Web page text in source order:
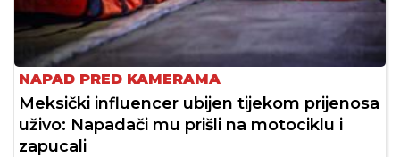
NAPAD PRED KAMERAMA
Meksički influencer ubijen tijekom prijenosa
uživo: Napadači mu prišli na motociklu i
zapucali